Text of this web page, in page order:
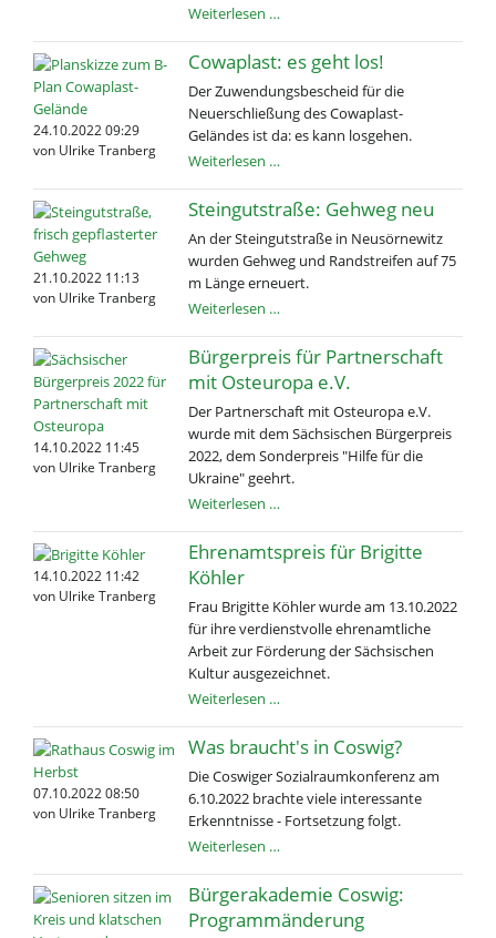
Weiterlesen …Baubeginn
für
Touristen
am
Fährweg
in
Kötitz
24.10.2022 09:29
von Ulrike Tranberg
Cowaplast: es geht los!
Der Zuwendungsbescheid für die
Neuerschließung des Cowaplast-
Geländes ist da: es kann losgehen.
Weiterlesen …Cowaplast:
geht
21.10.2022 11:13
von Ulrike Tranberg
Steingutstraße: Gehweg neu
An der Steingutstraße in Neusörnewitz
wurden Gehweg und Randstreifen auf 75
m Länge erneuert.
Weiterlesen …Steingutstraße:
neu
14.10.2022 11:45
von Ulrike Tranberg
Bürgerpreis für Partnerschaft
mit Osteuropa e.V.
Der Partnerschaft mit Osteuropa e.V.
wurde mit dem Sächsischen Bürgerpreis
2022, dem Sonderpreis "Hilfe für die
Ukraine" geehrt.
Weiterlesen …Bürgerpreis
Partnerschaft
mit
e.V.
14.10.2022 11:42
von Ulrike Tranberg
Ehrenamtspreis für Brigitte
Köhler
Frau Brigitte Köhler wurde am 13.10.2022
für ihre verdienstvolle ehrenamtliche
Arbeit zur Förderung der Sächsischen
Kultur ausgezeichnet.
Weiterlesen …Ehrenamtspreis
Brigitte
07.10.2022 08:50
von Ulrike Tranberg
Was braucht's in Coswig?
Die Coswiger Sozialraumkonferenz am
6.10.2022 brachte viele interessante
Erkenntnisse - Fortsetzung folgt.
Weiterlesen …Was
in
Coswig?
Bürgerakademie Coswig:
Programmänderung